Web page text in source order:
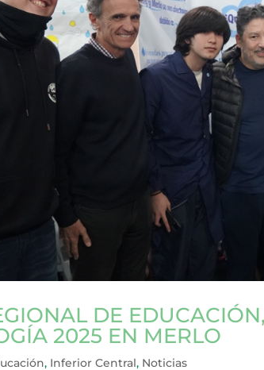
DE
2025 EN MERLO
, Inferior Central, Noticias